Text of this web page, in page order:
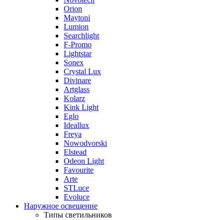
Orion
Maytoni
Lumion
Searchlight
F-Promo
Lightstar
Sonex
Crystal Lux
Divinare
Artglass
Kolarz
Kink Light
Eglo
Ideallux
Freya
Nowodvorski
Elstead
Odeon Light
Favourite
Arte
STLuce
Evoluce
Наружное освещение
Типы светильников